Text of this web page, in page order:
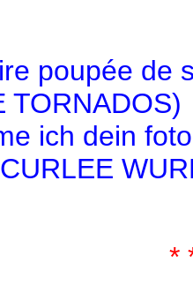
poupée de
TORNADOS)
ich dein
*